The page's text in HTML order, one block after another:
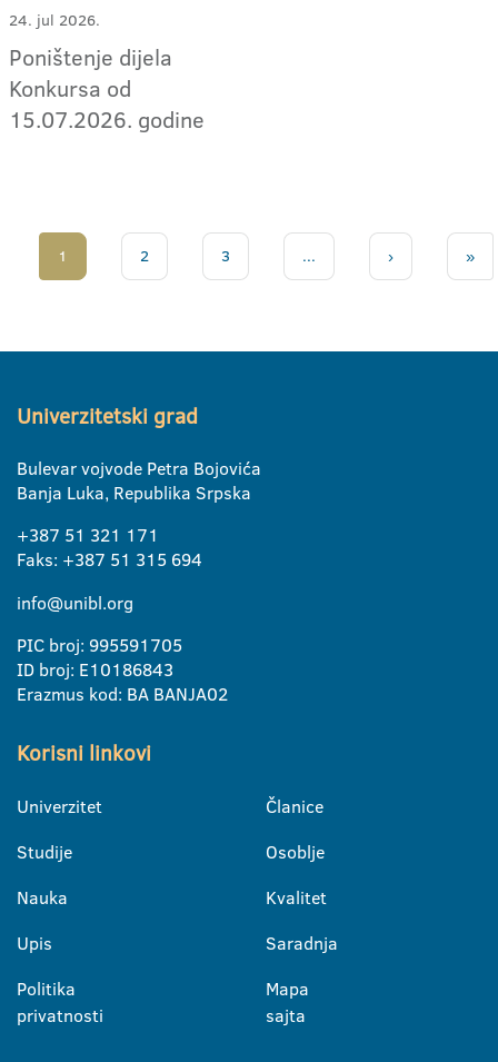
24. jul 2026.
Poništenje dijela
Konkursa od
15.07.2026. godine
1 2 3 ... › »
Univerzitetski grad
Bulevar vojvode Petra Bojovića
Banja Luka, Republika Srpska
+387 51 321 171
Faks: +387 51 315 694
info@unibl.org
PIC broj: 995591705
ID broj: E10186843
Erazmus kod: BA BANJA02
Korisni linkovi
Univerzitet
Studije
Nauka
Upis
Politika
privatnosti
Članice
Osoblje
Kvalitet
Saradnja
Mapa
sajta